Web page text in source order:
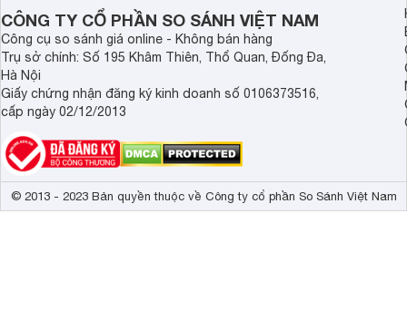
Demax, Hubert và
CÔNG TY CỔ PHẦN SO SÁNH VIỆT NAM
Công cụ so sánh giá online - Không bán hàng
Trụ sở chính: Số 195 Khâm Thiên, Thổ Quan, Đống Đa,
Hà Nội
Giấy chứng nhận đăng ký kinh doanh số 0106373516,
cấp ngày 02/12/2013
© 2013 - 2023 Bản quyền thuộc về Công ty cổ phần So Sánh Việt Nam